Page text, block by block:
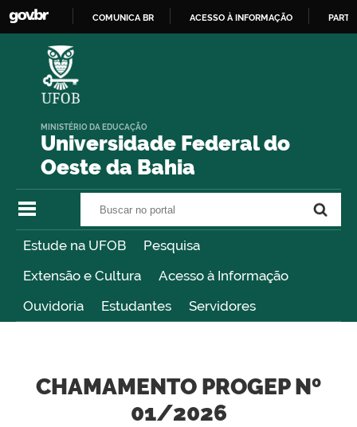
COMUNICA BR ACESSO À INFORMAÇÃO
Universidade Federal do
Oeste da Bahia
MINISTÉRIO DA EDUCAÇÃO
Estude na UFOB
Pesquisa
Extensão e Cultura
Acesso à Informação
Ouvidoria
Estudantes Servidores
CHAMAMENTO PROGEP Nº
01/2026